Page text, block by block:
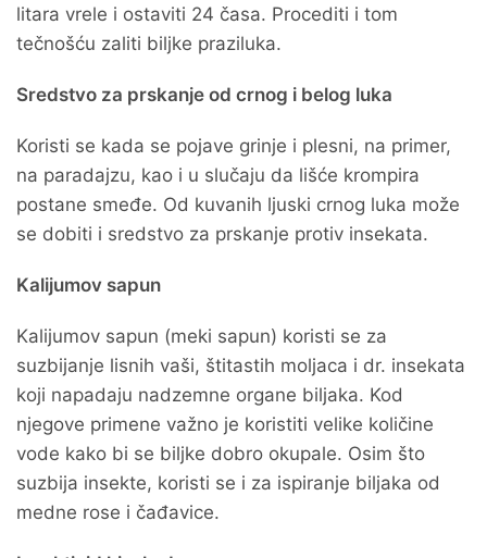
litara vrele i ostaviti 24 časa. Procediti i tom
tečnošću zaliti biljke praziluka.
Sredstvo za prskanje od crnog i belog luka
Koristi se kada se pojave grinje i plesni, na primer,
na paradajzu, kao i u slučaju da lišće krompira
postane smeđe. Od kuvanih ljuski crnog luka može
se dobiti i sredstvo za prskanje protiv insekata.
Kalijumov sapun
Kalijumov sapun (meki sapun) koristi se za
suzbijanje lisnih vaši, štitastih moljaca i dr. insekata
koji napadaju nadzemne organe biljaka. Kod
njegove primene važno je koristiti velike količine
vode kako bi se biljke dobro okupale. Osim što
suzbija insekte, koristi se i za ispiranje biljaka od
medne rose i čađavice.